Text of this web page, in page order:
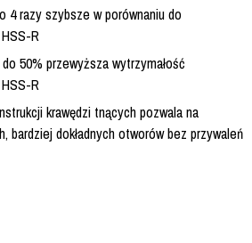
4 razy szybsze w porównaniu do
R
50% przewyższa wytrzymałość
R
krawędzi tnących pozwala na
bardziej dokładnych otworów bez przywaleń